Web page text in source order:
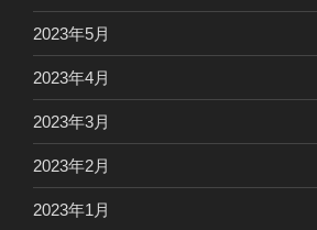
2023年5月
2023年4月
2023年3月
2023年2月
2023年1月